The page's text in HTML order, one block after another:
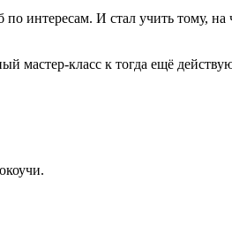
интересам. И стал учить тому, на
мастер-класс к тогда ещё